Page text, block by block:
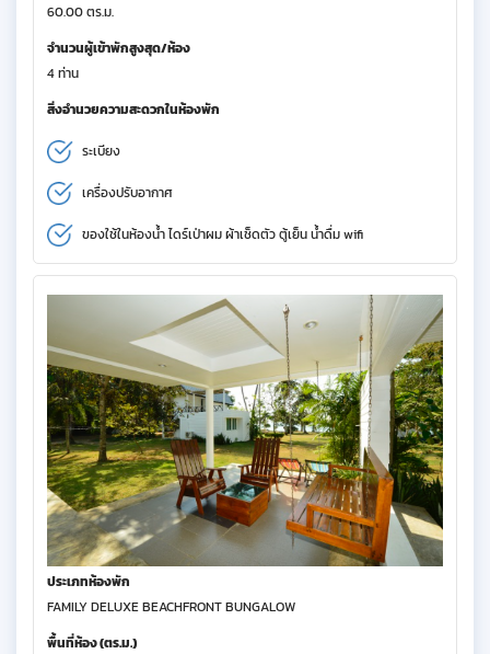
60.00 ตร.ม.
จำนวนผู้เข้าพักสูงสุด/ห้อง
4 ท่าน
สิ่งอำนวยความสะดวกในห้องพัก
ระเบียง
เครื่องปรับอากาศ
ของใช้ในห้องน้ำ ไดร์เป่าผม ผ้าเช็ดตัว ตู้เย็น น้ำดื่ม wifi
ประเภทห้องพัก
FAMILY DELUXE BEACHFRONT BUNGALOW
พื้นที่ห้อง (ตร.ม.)